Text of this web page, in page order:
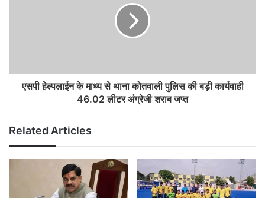
एसपी हेल्‍पलाईन के माध्‍य से थाना कोतवाली पुलिस की बड़ी कार्यवाही
46.02 लीटर अंग्रेजी शराब जप्त
Related Articles